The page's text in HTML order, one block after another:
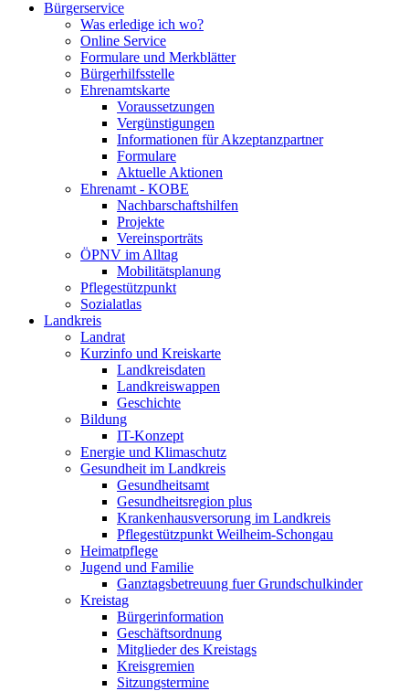
Bürgerservice
Was erledige ich wo?
Online Service
Formulare und Merkblätter
Bürgerhilfsstelle
Ehrenamtskarte
Voraussetzungen
Vergünstigungen
Informationen für Akzeptanzpartner
Formulare
Aktuelle Aktionen
Ehrenamt - KOBE
Nachbarschaftshilfen
Projekte
Vereinsporträts
ÖPNV im Alltag
Mobilitätsplanung
Pflegestützpunkt
Sozialatlas
Landkreis
Landrat
Kurzinfo und Kreiskarte
Landkreisdaten
Landkreiswappen
Geschichte
Bildung
IT-Konzept
Energie und Klimaschutz
Gesundheit im Landkreis
Gesundheitsamt
Gesundheitsregion plus
Krankenhausversorung im Landkreis
Pflegestützpunkt Weilheim-Schongau
Heimatpflege
Jugend und Familie
Ganztagsbetreuung fuer Grundschulkinder
Kreistag
Bürgerinformation
Geschäftsordnung
Mitglieder des Kreistags
Kreisgremien
Sitzungstermine